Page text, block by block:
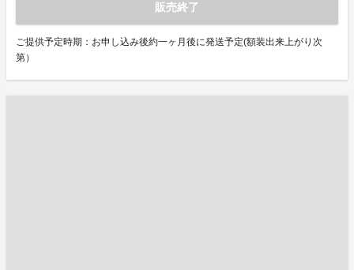
販売終了
ご提供予定時期：お申し込み後約一ヶ月後に発送予定(額装出来上がり次
第）